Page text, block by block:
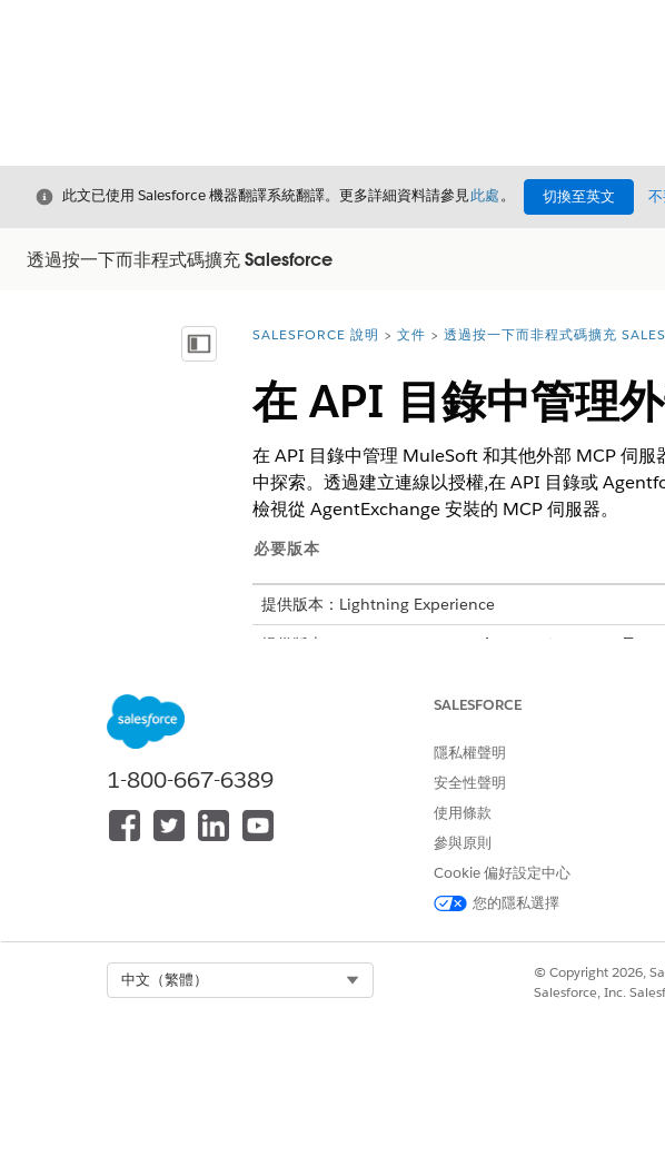
結束
此文已使用 Salesforce 機器翻譯系統翻譯。更多詳細資料請參見此處。 切換至英文
透過按一下而非程式碼擴充 Salesforce
顯示目錄 您位於此處：
SALESFORCE 說明 文件 透過按一下而非程式碼擴充
在 API 目錄中管理
在 API 目錄中管理 MuleSoft 和其他外部 MCP 伺
中探索。透過建立連線以授權,在 API 目錄或
檢視從 AgentExchange 安裝的 MCP 伺服器。
必要版本
提供版本：Lightning Experience
提供版本：
Enterprise 及
探索要在 Agentforce 中使用的 MuleSoft MCP 伺服
在 API 目錄中註冊外部 MCP 伺服器
在 API 目錄中手動註冊外部 MCP 伺服器,使其工具可
具。您也可以檢視從 AgentExchange 安裝的 MCP 伺
1-800-667-6389
SALESFORCE
隱私權聲明
安全性聲明
使用條款
參與原則
Cookie 偏好設定中心
您的隱私選擇
中文（繁體）
© Copyright 2026,
Salesforce, Inc.